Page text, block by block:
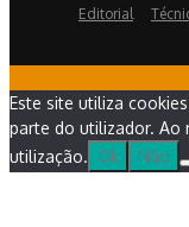
Editorial
Este site utiliza
parte do utilizador. Ao
utilização. Ok Não